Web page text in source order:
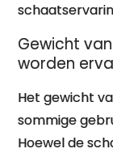
Gewicht
worden
Het gewicht
sommige
Hoewel de